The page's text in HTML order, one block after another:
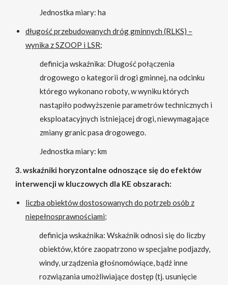
Jednostka miary: ha
długość przebudowanych dróg gminnych (RLKS) –
wynika z SZOOP i LSR;
definicja wskaźnika: Długość połączenia
drogowego o kategorii drogi gminnej, na odcinku
którego wykonano roboty, w wyniku których
nastąpiło podwyższenie parametrów technicznych i
eksploatacyjnych istniejącej drogi, niewymagające
zmiany granic pasa drogowego.
Jednostka miary: km
3. wskaźniki horyzontalne odnoszące się do efektów
interwencji w kluczowych dla KE obszarach:
liczba obiektów dostosowanych do potrzeb osób z
niepełnosprawnościami;
definicja wskaźnika: Wskaźnik odnosi się do liczby
obiektów, które zaopatrzono w specjalne podjazdy,
windy, urządzenia głośnomówiące, bądź inne
rozwiązania umożliwiające dostęp (tj. usunięcie